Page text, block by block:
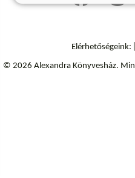
Elérhetőségeink:
© 2026 Alexandra Könyvesház.